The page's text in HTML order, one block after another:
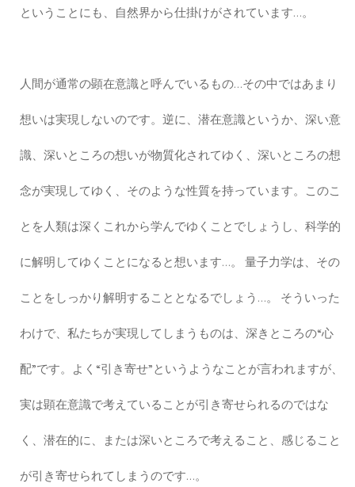
ということにも、自然界から仕掛けがされています…。
人間が通常の顕在意識と呼んでいるもの…その中ではあまり
想いは実現しないのです。逆に、潜在意識というか、深い意
識、深いところの想いが物質化されてゆく、深いところの想
念が実現してゆく、そのような性質を持っています。このこ
とを人類は深くこれから学んでゆくことでしょうし、科学的
に解明してゆくことになると想います…。 量子力学は、その
ことをしっかり解明することとなるでしょう…。 そういった
わけで、私たちが実現してしまうものは、深きところの“心
配”です。よく“引き寄せ”というようなことが言われますが、
実は顕在意識で考えていることが引き寄せられるのではな
く、潜在的に、または深いところで考えること、感じること
が引き寄せられてしまうのです…。